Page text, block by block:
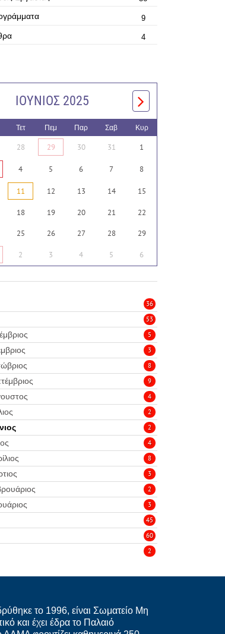
9
4
ΙΟΎΝΙΟΣ 2025
Τετ Πεμ Παρ Σαβ Κυρ
28 29 30 31 1
4 5 6 7 8
11 12 13 14 15
18 19 20 21 22
25 26 27 28 29
2 3 4 5 6
36
53
5
3
8
9
4
2
2
4
8
3
2
3
45
60
2
το 1996, είναι Σωματείο Μη
και έχει έδρα το Παλαιό